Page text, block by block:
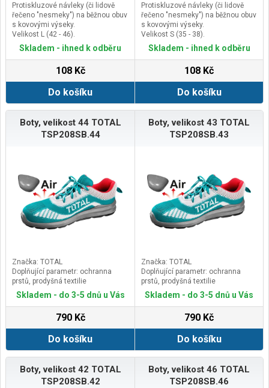
Protiskluzové návleky (či lidově
řečeno "nesmeky") na běžnou obuv
s kovovými výseky.
Velikost L (42 - 46).
Skladem - ihned k odběru
108 Kč
Do košíku
Protiskluzové návleky (či lidově
řečeno "nesmeky") na běžnou obuv
s kovovými výseky.
Velikost S (35 - 38).
Skladem - ihned k odběru
108 Kč
Do košíku
Boty, velikost 44 TOTAL
TSP208SB.44
Značka: TOTAL
Doplňující parametr: ochranna
prstů, prodyšná textilie
Skladem - do 3-5 dnů u Vás
790 Kč
Do košíku
Boty, velikost 43 TOTAL
TSP208SB.43
Značka: TOTAL
Doplňující parametr: ochranna
prstů, prodyšná textilie
Skladem - do 3-5 dnů u Vás
790 Kč
Do košíku
Boty, velikost 42 TOTAL
TSP208SB.42
Boty, velikost 46 TOTAL
TSP208SB.46